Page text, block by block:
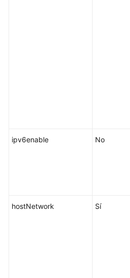
ipv6enable No
hostNetwork Sí